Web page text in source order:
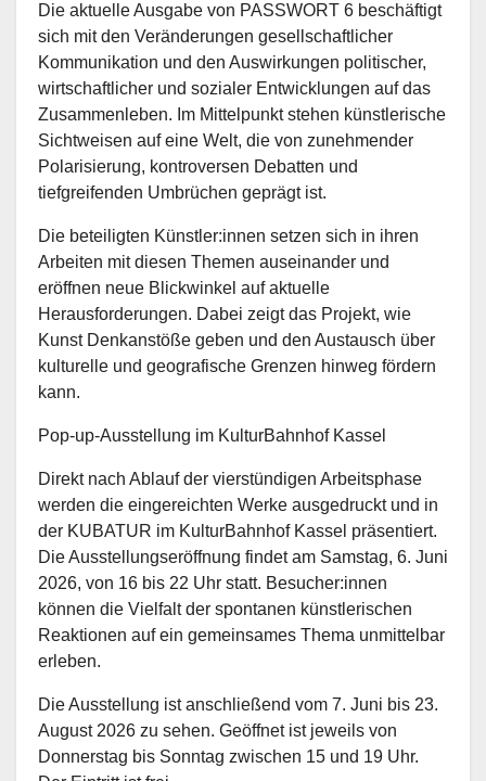
Die aktuelle Ausgabe von PASSWORT 6 beschäftigt
sich mit den Veränderungen gesellschaftlicher
Kommunikation und den Auswirkungen politischer,
wirtschaftlicher und sozialer Entwicklungen auf das
Zusammenleben. Im Mittelpunkt stehen künstlerische
Sichtweisen auf eine Welt, die von zunehmender
Polarisierung, kontroversen Debatten und
tiefgreifenden Umbrüchen geprägt ist.
Die beteiligten Künstler:innen setzen sich in ihren
Arbeiten mit diesen Themen auseinander und
eröffnen neue Blickwinkel auf aktuelle
Herausforderungen. Dabei zeigt das Projekt, wie
Kunst Denkanstöße geben und den Austausch über
kulturelle und geografische Grenzen hinweg fördern
kann.
Pop-up-Ausstellung im KulturBahnhof Kassel
Direkt nach Ablauf der vierstündigen Arbeitsphase
werden die eingereichten Werke ausgedruckt und in
der KUBATUR im KulturBahnhof Kassel präsentiert.
Die Ausstellungseröffnung findet am Samstag, 6. Juni
2026, von 16 bis 22 Uhr statt. Besucher:innen
können die Vielfalt der spontanen künstlerischen
Reaktionen auf ein gemeinsames Thema unmittelbar
erleben.
Die Ausstellung ist anschließend vom 7. Juni bis 23.
August 2026 zu sehen. Geöffnet ist jeweils von
Donnerstag bis Sonntag zwischen 15 und 19 Uhr.